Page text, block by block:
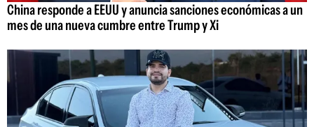
China responde a EEUU y anuncia sanciones económicas a un
mes de una nueva cumbre entre Trump y Xi